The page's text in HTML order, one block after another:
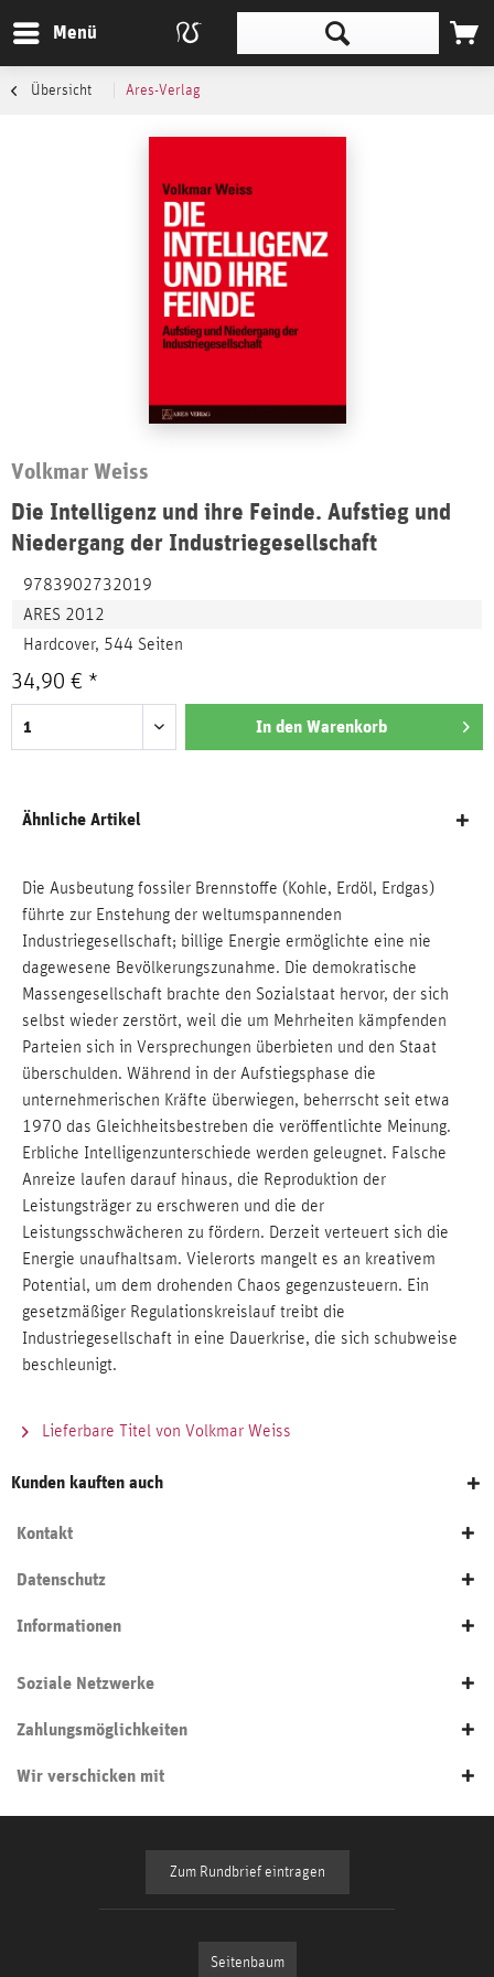
Menü
Übersicht Ares-Verlag
Volkmar Weiss
Die Intelligenz und ihre Feinde. Aufstieg und
Niedergang der Industriegesellschaft
9783902732019
ARES 2012
Hardcover, 544 Seiten
34,90 € *
In den Warenkorb
Ähnliche Artikel
Die Ausbeutung fossiler Brennstoffe (Kohle, Erdöl, Erdgas)
führte zur Enstehung der weltumspannenden
Industriegesellschaft; billige Energie ermöglichte eine nie
dagewesene Bevölkerungszunahme. Die demokratische
Massengesellschaft brachte den Sozialstaat hervor, der sich
selbst wieder zerstört, weil die um Mehrheiten kämpfenden
Parteien sich in Versprechungen überbieten und den Staat
überschulden. Während in der Aufstiegsphase die
unternehmerischen Kräfte überwiegen, beherrscht seit etwa
1970 das Gleichheitsbestreben die veröffentlichte Meinung.
Erbliche Intelligenzunterschiede werden geleugnet. Falsche
Anreize laufen darauf hinaus, die Reproduktion der
Leistungsträger zu erschweren und die der
Leistungsschwächeren zu fördern. Derzeit verteuert sich die
Energie unaufhaltsam. Vielerorts mangelt es an kreativem
Potential, um dem drohenden Chaos gegenzusteuern. Ein
gesetzmäßiger Regulationskreislauf treibt die
Industriegesellschaft in eine Dauerkrise, die sich schubweise
beschleunigt.
Lieferbare Titel von Volkmar Weiss
Kunden kauften auch
Kontakt
Datenschutz
Informationen
Soziale Netzwerke
Zahlungsmöglichkeiten
Wir verschicken mit
Zum Rundbrief eintragen
Seitenbaum